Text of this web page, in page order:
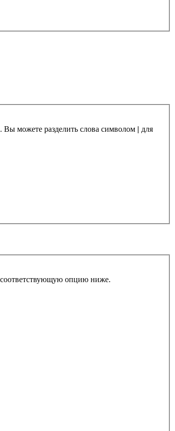
Вы можете разделить слова символом | для
соответствующую опцию ниже.